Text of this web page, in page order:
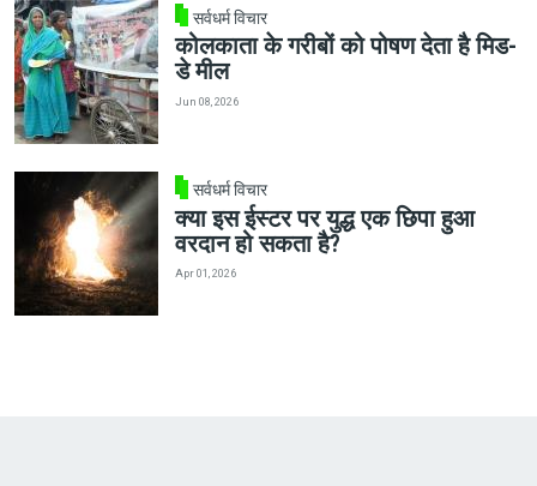
सर्वधर्म विचार
कोलकाता के गरीबों को पोषण देता है मिड-
डे मील
Jun 08, 2026
सर्वधर्म विचार
क्या इस ईस्टर पर युद्ध एक छिपा हुआ
वरदान हो सकता है?
Apr 01, 2026